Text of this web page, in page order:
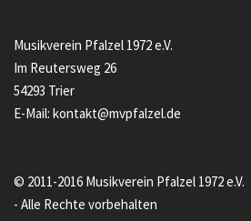
Musikverein Pfalzel 1972 e.V.
Im Reutersweg 26
54293 Trier
E-Mail: kontakt@mvpfalzel.de
© 2011-2016 Musikverein Pfalzel 1972 e.V.
- Alle Rechte vorbehalten